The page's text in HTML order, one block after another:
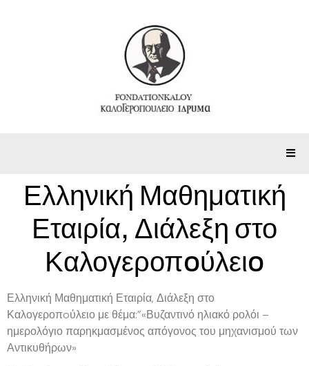
Ελληνική Μαθηματική
Εταιρία, Διάλεξη στο
Καλογεροπoύλειo
Ελληνική Μαθηματική Εταιρία, Διάλεξη στο
Καλογεροπoύλειο με θέμα:”«Βυζαντινό ηλιακό ρολόι –
ημερολόγιο παρηκμασμένος απόγονος του μηχανισμού των
Αντικυθήρων»